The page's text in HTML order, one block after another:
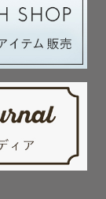
をギュッと詰
ようなお写真
るよう意識し